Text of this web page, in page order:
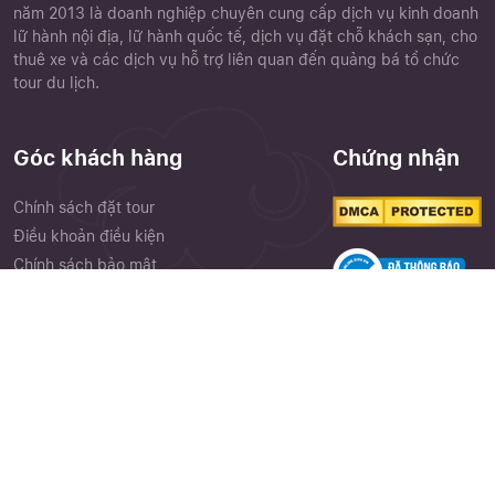
năm 2013 là doanh nghiệp chuyên cung cấp dịch vụ kinh doanh
lữ hành nội địa, lữ hành quốc tế, dịch vụ đặt chỗ khách sạn, cho
thuê xe và các dịch vụ hỗ trợ liên quan đến quảng bá tổ chức
tour du lịch.
Góc khách hàng
Chính sách đặt tour
Điều khoản điều kiện
Chính sách bảo mật
Chứng nhận